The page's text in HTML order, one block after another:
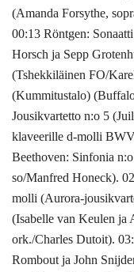
(Amanda Forsythe,
00:13 Röntgen:
Horsch ja Sepp
(Tshekkiläinen FO/
(Kummitustalo)
Jousikvartetto n:o 5
klaveerille d-molli
Beethoven: Sinfonia
so/Manfred Honeck).
molli (Aurora-
(Isabelle van Keulen ja
ork./Charles Dutoit).
Rombout ja John